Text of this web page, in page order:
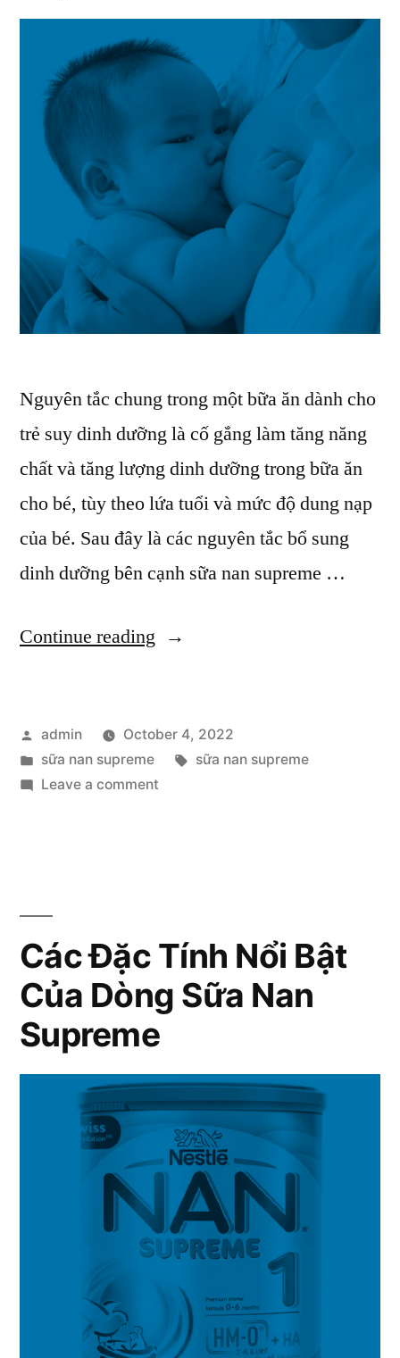
Nguyên tắc chung trong một bữa ăn dành cho
trẻ suy dinh dưỡng là cố gắng làm tăng năng
chất và tăng lượng dinh dưỡng trong bữa ăn
cho bé, tùy theo lứa tuổi và mức độ dung nạp
của bé. Sau đây là các nguyên tắc bổ sung
dinh dưỡng bên cạnh sữa nan supreme …
Continue reading “Sữa
Nguyên
Tắc
Cho
Trẻ
Hiệu
Quả”
Posted
by
admin
October 4, 2022
Posted
in
sữa nan supreme Tags:
sữa nan supreme
Leave a commenton
Dinh
Dưỡng
Cho
Hiệu
Quả
Các Đặc Tính Nổi Bật
Của Dòng Sữa Nan
Supreme